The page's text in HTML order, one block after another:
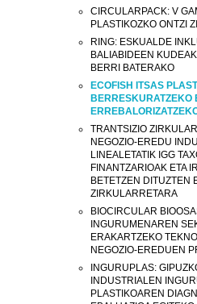
CIRCULARPACK: V
PLASTIKOZKO ONTZI
RING: ESKUALDE
BALIABIDEEN
BERRI BATERAKO
ECOFISH ITSAS
BERRESKURATZEKO
TRANTSIZIO
NEGOZIO-EREDU
LINEALETATIK IGG
FINANTZARIOAK ETA
BETETZEN DITUZTEN
ZIRKULARRETARA
BIOCIRCULAR
INGURUMENAREN
ERAKARTZEKO
NEGOZIO-EREDUEN
INGURUPLAS:
INDUSTRIALEN
PLASTIKOAREN